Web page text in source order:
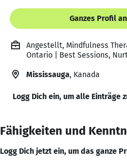
Ganzes Profil
Angestellt, Mindfulness
Ontario | Best Sessions,
Mississauga, Kanada
Logg Dich ein, um alle Einträge
Fähigkeiten und
Logg Dich jetzt ein, um das ganze